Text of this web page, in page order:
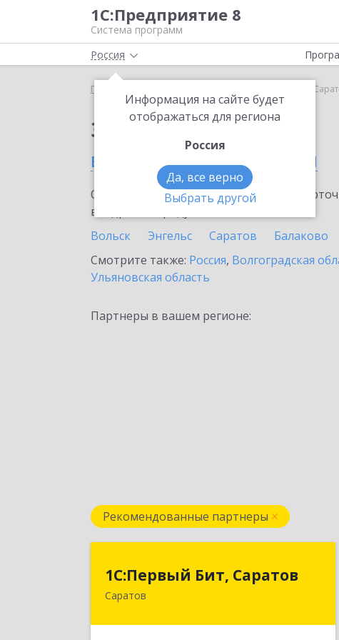
1С:Предприятие 8
Система программ
Россия
Информация на сайте будет
отображаться для региона
Россия
Да, все верно
Выбрать другой
Главная Smartway в
Заказать Smartway
в Саратовской области
Ознакомьтесь с информационными
внедрение продукта.
Вольск
Энгельс Саратов Балаково
Смотрите также: Россия, Волгоградская
Ульяновская область
Партнеры в вашем регионе:
Рекомендованные партнеры
1С:Первый Бит, Саратов
Саратов
1С:Первый Бит, Саратов
410005, Саратовская обл, Саратов г,